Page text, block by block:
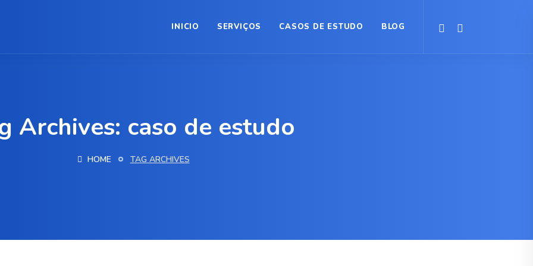
INICIO SERVIÇOS CASOS DE ESTUDO BLOG
Archives: caso de estudo
HOME TAG ARCHIVES